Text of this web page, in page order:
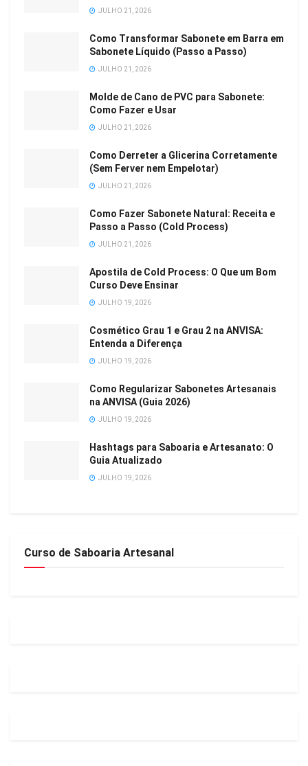
JULHO 21, 2026
Como Transformar Sabonete em Barra em
Sabonete Líquido (Passo a Passo)
JULHO 21, 2026
Molde de Cano de PVC para Sabonete:
Como Fazer e Usar
JULHO 21, 2026
Como Derreter a Glicerina Corretamente
(Sem Ferver nem Empelotar)
JULHO 21, 2026
Como Fazer Sabonete Natural: Receita e
Passo a Passo (Cold Process)
JULHO 21, 2026
Apostila de Cold Process: O Que um Bom
Curso Deve Ensinar
JULHO 19, 2026
Cosmético Grau 1 e Grau 2 na ANVISA:
Entenda a Diferença
JULHO 19, 2026
Como Regularizar Sabonetes Artesanais
na ANVISA (Guia 2026)
JULHO 19, 2026
Hashtags para Saboaria e Artesanato: O
Guia Atualizado
JULHO 19, 2026
Curso de Saboaria Artesanal